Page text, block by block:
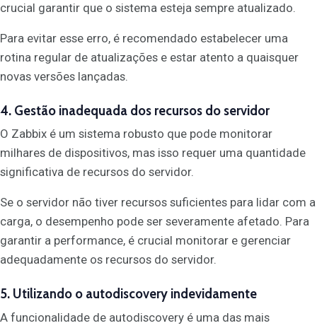
crucial garantir que o sistema esteja sempre atualizado.
Para evitar esse erro, é recomendado estabelecer uma
rotina regular de atualizações e estar atento a quaisquer
novas versões lançadas.
4. Gestão inadequada dos recursos do servidor
O Zabbix é um sistema robusto que pode monitorar
milhares de dispositivos, mas isso requer uma quantidade
significativa de recursos do servidor.
Se o servidor não tiver recursos suficientes para lidar com a
carga, o desempenho pode ser severamente afetado. Para
garantir a performance, é crucial monitorar e gerenciar
adequadamente os recursos do servidor.
5. Utilizando o autodiscovery indevidamente
A funcionalidade de autodiscovery é uma das mais